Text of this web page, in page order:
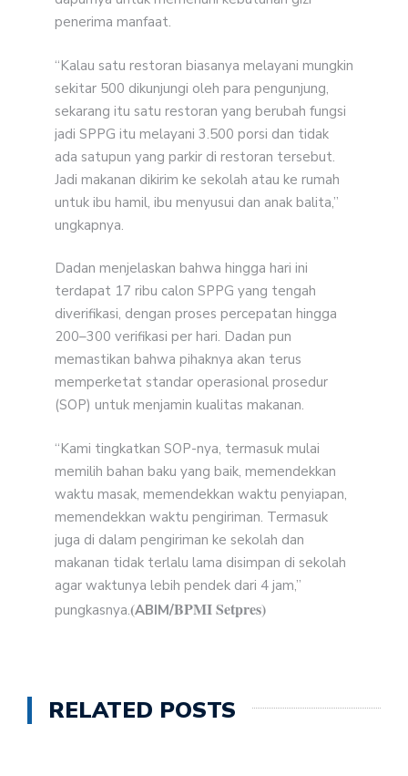
penerima manfaat.
“Kalau satu restoran biasanya melayani mungkin
sekitar 500 dikunjungi oleh para pengunjung,
sekarang itu satu restoran yang berubah fungsi
jadi SPPG itu melayani 3.500 porsi dan tidak
ada satupun yang parkir di restoran tersebut.
Jadi makanan dikirim ke sekolah atau ke rumah
untuk ibu hamil, ibu menyusui dan anak balita,”
ungkapnya.
Dadan menjelaskan bahwa hingga hari ini
terdapat 17 ribu calon SPPG yang tengah
diverifikasi, dengan proses percepatan hingga
200–300 verifikasi per hari. Dadan pun
memastikan bahwa pihaknya akan terus
memperketat standar operasional prosedur
(SOP) untuk menjamin kualitas makanan.
“Kami tingkatkan SOP-nya, termasuk mulai
memilih bahan baku yang baik, memendekkan
waktu masak, memendekkan waktu penyiapan,
memendekkan waktu pengiriman. Termasuk
juga di dalam pengiriman ke sekolah dan
makanan tidak terlalu lama disimpan di sekolah
agar waktunya lebih pendek dari 4 jam,”
pungkasnya.(ABIM/BPMI Setpres)
RELATED POSTS